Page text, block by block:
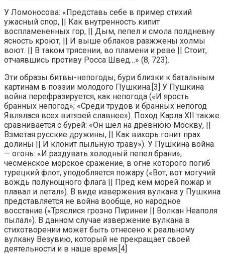
У Ломоносова: «Представь себе в пример стихий
ужасный спор, || Как внутренность кипит
воспламененных гор, || Дым, пепел и смола полдневну
ясность кроют, || И выше облаков разжжены холмы
воют. || В таком трясении, во пламени и реве || Стоит,
отчаявшись противу Росса Швед…» (8, 723).
Эти образы битвы-непогоды, бури близки к батальным
картинам в поэзии молодого Пушкина.[3] У Пушкина
война перефразируется, как непогода («И ярость
бранных непогод»; «Среди трудов и бранных непогод
Являлася всех витязей славнее»). Поход Карла XII также
сравнивается с бурей: «Он шел на древнюю Москву, ||
Взметая русские дружины, || Как вихорь гонит прах
долины || И клонит пыльную траву»). У Пушкина война
— огонь: «И раздувать холодный пепел брани»,
чесменское морское сражение, в огне которого погиб
турецкий флот, уподобляется пожару («Вот, вот могучий
вождь полунощного флага || Пред кем морей пожар и
плавал и летал»). В виде извержения вулкана у Пушкина
представляется не война вообще, но народное
восстание («Тряслися грозно Пиринеи || Волкан Неаполя
пылал»). В данном случае извержение вулкана в
стихотворении может быть отнесено к реальному
вулкану Везувию, который не прекращает своей
деятельности и в наше время.[4]